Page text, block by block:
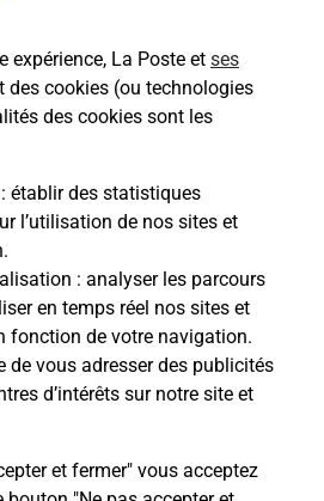
expérience, La Poste et ses
des cookies (ou technologies
des cookies sont les
: établir des statistiques
l’utilisation de nos sites et
: analyser les parcours
en temps réel nos sites et
fonction de votre navigation.
de vous adresser des publicités
d’intérêts sur notre site et
et fermer" vous acceptez